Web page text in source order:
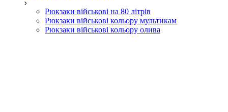
Рюкзаки військові на 80 літрів
Рюкзаки військові кольору мультикам
Рюкзаки військові кольору олива